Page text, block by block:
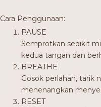
Cara Penggunaan:
PAUSE
Semprotkan sedikit
kedua tangan dan
BREATHE
Gosok perlahan, tarik
menenangkan
RESET